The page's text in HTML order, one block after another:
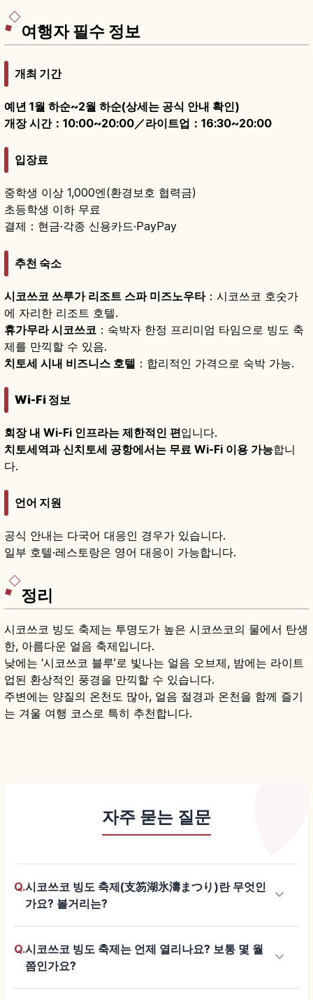
여행자 필수 정보
개최 기간
예년 1월 하순~2월 하순(상세는 공식 안내 확인)
개장 시간：10:00~20:00／라이트업：16:30~20:00
입장료
중학생 이상 1,000엔(환경보호 협력금)
초등학생 이하 무료
결제：현금·각종 신용카드·PayPay
추천 숙소
시코쓰코 쓰루가 리조트 스파 미즈노우타：시코쓰코 호숫가
에 자리한 리조트 호텔.
휴가무라 시코쓰코 ：숙박자 한정 프리미엄 타임으로 빙도 축
제를 만끽할 수 있음.
치토세 시내 비즈니스 호텔 ：합리적인 가격으로 숙박 가능.
Wi-Fi 정보
회장 내 Wi-Fi 인프라는 제한적인 편입니다.
치토세역과 신치토세 공항에서는 무료 Wi-Fi 이용 가능합니
다.
언어 지원
공식 안내는 다국어 대응인 경우가 있습니다.
일부 호텔·레스토랑은 영어 대응이 가능합니다.
정리
시코쓰코 빙도 축제는 투명도가 높은 시코쓰코의 물에서 탄생
한, 아름다운 얼음 축제입니다.
낮에는 ‘시코쓰코 블루’로 빛나는 얼음 오브제, 밤에는 라이트
업된 환상적인 풍경을 만끽할 수 있습니다.
주변에는 양질의 온천도 많아, 얼음 절경과 온천을 함께 즐기
는 겨울 여행 코스로 특히 추천합니다.
자주 묻는 질문
Q.시코쓰코 빙도 축제(支笏湖氷濤まつり)란 무엇인
가요? 볼거리는?
keyboard_arrow_down
Q.시코쓰코 빙도 축제는 언제 열리나요? 보통 몇 월
쯤인가요?
keyboard_arrow_down